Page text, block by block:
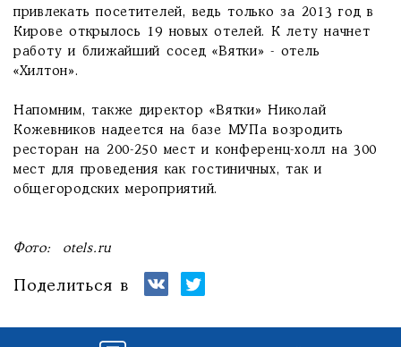
привлекать посетителей, ведь только за 2013 год в
Кирове открылось 19 новых отелей. К лету начнет
работу и ближайший сосед «Вятки» - отель
«Хилтон».
Напомним, также директор «Вятки» Николай
Кожевников надеется на базе МУПа возродить
ресторан на 200-250 мест и конференц-холл на 300
мест для проведения как гостиничных, так и
общегородских мероприятий.
Фото: otels.ru
Поделиться в